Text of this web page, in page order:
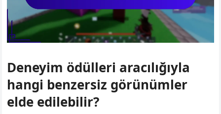
Deneyim ödülleri aracılığıyla
hangi benzersiz görünümler
elde edilebilir?